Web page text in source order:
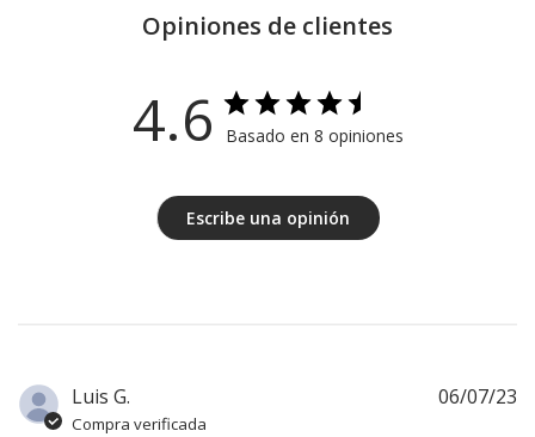
Opiniones de clientes
4.6 Basado en 8 opiniones
Escribe una opinión
Luis G.
Compra verificada
06/07/23